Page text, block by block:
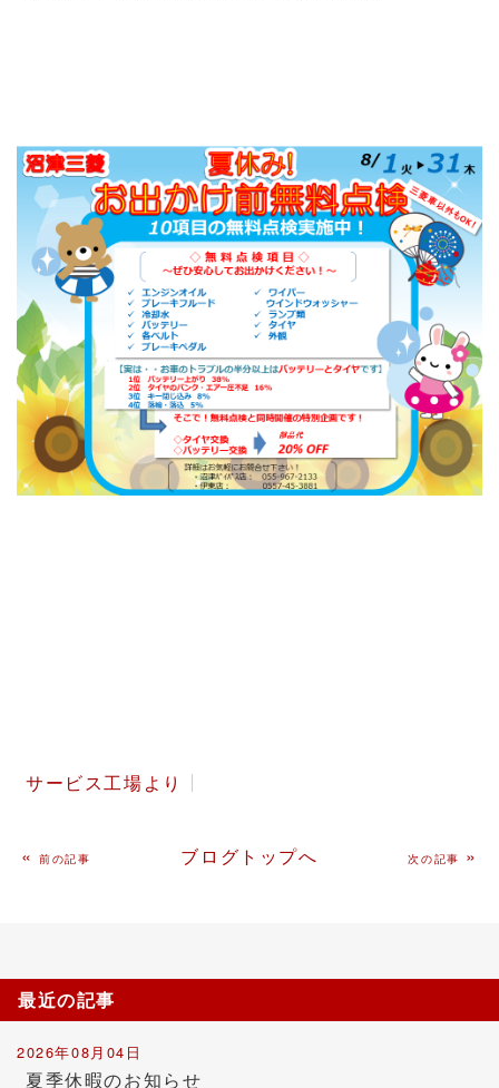
サービス工場より
«前の記事 ブログトップへ 次の記事 »
最近の記事
2026年08月04日
夏季休暇のお知らせ